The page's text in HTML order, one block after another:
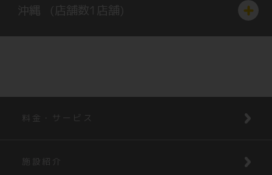
沖縄 (店舗数 1 店舗)
料金・サービス
施設紹介